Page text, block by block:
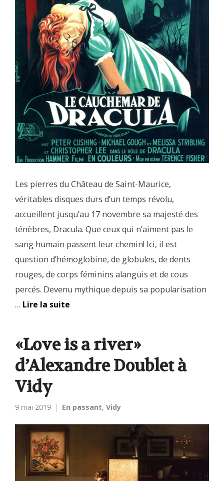
Les pierres du Château de Saint-Maurice,
véritables disques durs d’un temps révolu,
accueillent jusqu’au 17 novembre sa majesté des
ténèbres, Dracula. Que ceux qui n’aiment pas le
sang humain passent leur chemin! Ici, il est
question d’hémoglobine, de globules, de dents
rouges, de corps féminins alanguis et de cous
percés. Devenu mythique depuis sa popularisation
… Lire la suite
«Love is a river»
d’Alexandre Doublet à
Vidy
9 mai 2019 En passant, Vidy